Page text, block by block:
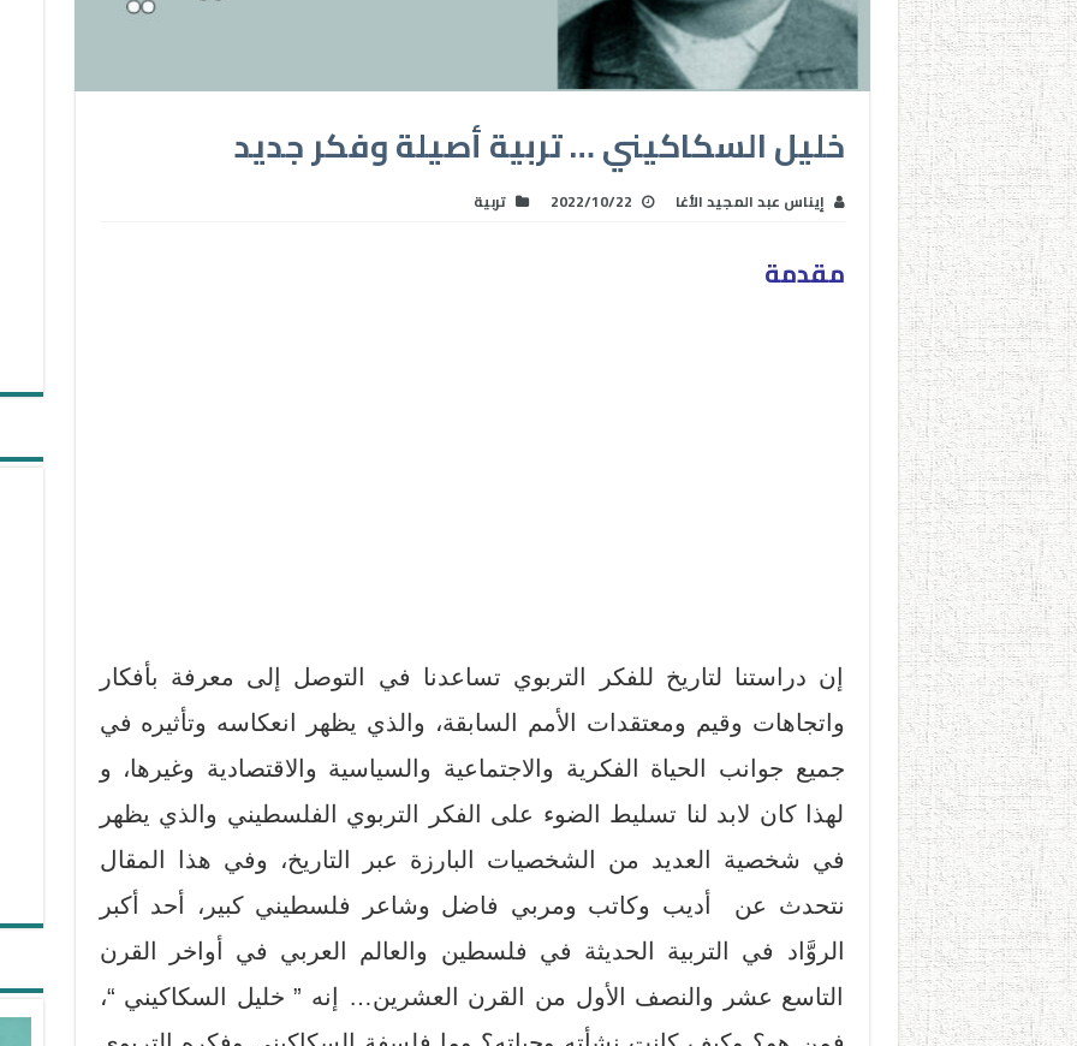
خليل السكاكيني … تربية أصيلة وفكر جديد
إيناس عبد المجيد الأغا 2022/10/22 تربية
مقدمة
إن دراستنا لتاريخ للفكر التربوي تساعدنا في التوصل إلى معرفة بأفكار
واتجاهات وقيم ومعتقدات الأمم السابقة، والذي يظهر انعكاسه وتأثيره في
جميع جوانب الحياة الفكرية والاجتماعية والسياسية والاقتصادية وغيرها، و
لهذا كان لابد لنا تسليط الضوء على الفكر التربوي الفلسطيني والذي يظهر
في شخصية العديد من الشخصيات البارزة عبر التاريخ، وفي هذا المقال
نتحدث عن أديب وكاتب ومربي فاضل وشاعر فلسطيني كبير، أحد أكبر
الروَّاد في التربية الحديثة في فلسطين والعالم العربي في أواخر القرن
التاسع عشر والنصف الأول من القرن العشرين… إنه ” خليل السكاكيني “،